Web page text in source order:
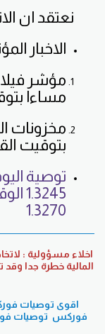
نعتقد ان
الاخبار
مساءا
بتوقيت
توصية
1.3270
المالية خطرة جدا وقد
اقوى توصيات
فوركس توصيات